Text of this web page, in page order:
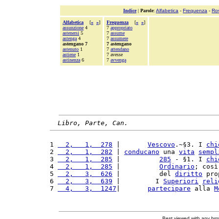
Indice| Parole: Alfabetica - Frequenza -
Alfabetica [« »]
assunzione 4
astenersi 5
astenga 4
astengano 7
astenuto 1
astiene 1
astinenza 6
Frequenza [« »]
7 appropriato
7 assume
7 assumere
7 astengano
7 attendano
7 avesse
7 avvenga
Libro, Parte, Can.
1
  2,   1,  278
Vescovo .~§3. I
2
  2,   1,  282
conducano una vita
3
  2,   1,  285
285 - §1. I
4
  2,   1,  285
Ordinario ;
5
  2,   3,  626
|          del diritto
6
  2,   3,  639
|         I Superiori
7
  4,   3,  1247
partecipare alla